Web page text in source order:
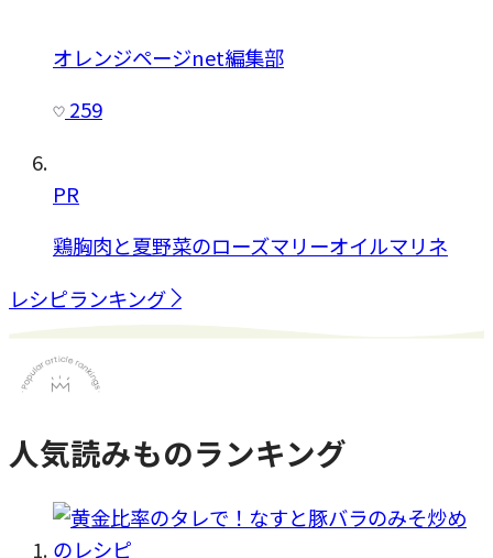
オレンジページnet編集部
259
PR
鶏胸肉と夏野菜のローズマリーオイルマリネ
レシピランキング
人気読みものランキング